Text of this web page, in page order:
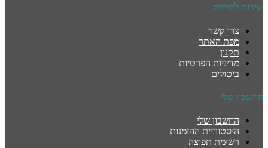
שירות לקוחות
צרו קשר
מפת האתר
תקנון
מדיניות הפרטיות
ביטולים
החשבון שלי
החשבון שלי
היסטוריית ההזמנות
רשימת תפוצה